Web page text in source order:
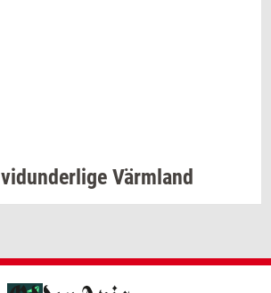
vi­dun­der­li­ge Värmland